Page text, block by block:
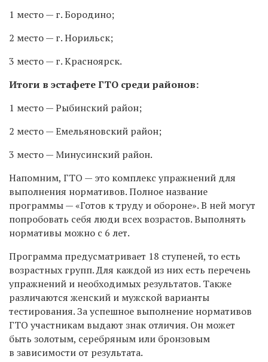
1 место — г. Бородино;
2 место — г. Норильск;
3 место — г. Красноярск.
Итоги в эстафете ГТО среди районов:
1 место — Рыбинский район;
2 место — Емельяновский район;
3 место — Минусинский район.
Напомним, ГТО — это комплекс упражнений для
выполнения нормативов. Полное название
программы — «Готов к труду и обороне». В ней могут
попробовать себя люди всех возрастов. Выполнять
нормативы можно с 6 лет.
Программа предусматривает 18 ступеней, то есть
возрастных групп. Для каждой из них есть перечень
упражнений и необходимых результатов. Также
различаются женский и мужской варианты
тестирования. За успешное выполнение нормативов
ГТО участникам выдают знак отличия. Он может
быть золотым, серебряным или бронзовым
в зависимости от результата.